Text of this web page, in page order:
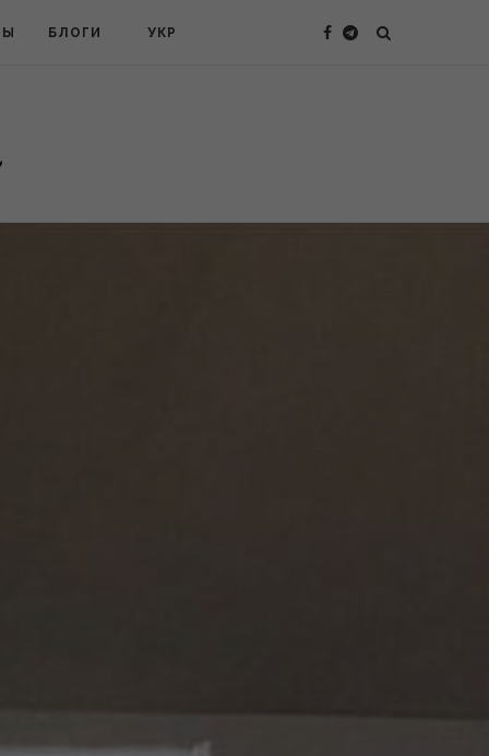
БЛОГИ УКР